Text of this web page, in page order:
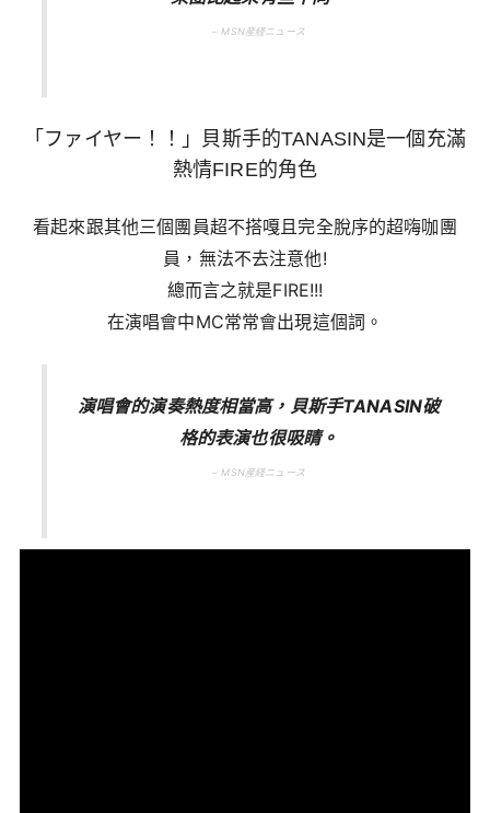
– MSN産経ニュース
「ファイヤー！！」貝斯手的TANASIN是一個充滿
熱情FIRE的角色
看起來跟其他三個團員超不搭嘎且完全脫序的超嗨咖團
員，無法不去注意他!
總而言之就是FIRE!!!
在演唱會中MC常常會出現這個詞。
演唱會的演奏熱度相當高，貝斯手TANASIN破
格的表演也很吸睛。
– MSN産経ニュース